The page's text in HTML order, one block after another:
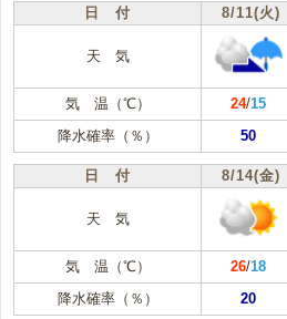
日 付 8/11(火)
天 気
気 温（℃） 24/15
降水確率（％）
50
日 付 8/14(金)
天 気
気 温（℃） 26/18
降水確率（％）
20